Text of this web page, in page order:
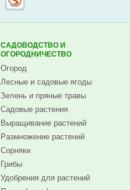
САДОВОДСТВО И
ОГОРОДНИЧЕСТВО
Огород
Лесные и садовые ягоды
Зелень и пряные травы
Садовые растения
Выращивание растений
Размножение растений
Сорняки
Грибы
Удобрения для растений